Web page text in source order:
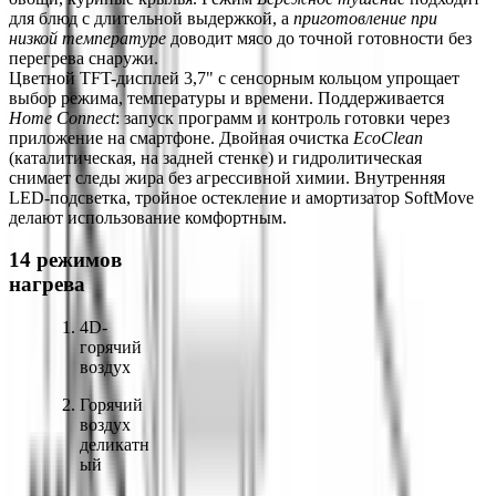
для блюд с длительной выдержкой, а приготовление при
низкой температуре доводит мясо до точной готовности без
перегрева снаружи.
Цветной TFT-дисплей 3,7" с сенсорным кольцом упрощает
Home Connect: запуск программ и контроль готовки через
приложение на смартфоне. Двойная очистка EcoClean
(каталитическая, на задней стенке) и гидролитическая
снимает следы жира без агрессивной химии. Внутренняя
LED-подсветка, тройное остекление и амортизатор SoftMove
делают использование комфортным.
14 режимов
нагрева
4D-
горячий
воздух
Горячий
воздух
деликатн
ый